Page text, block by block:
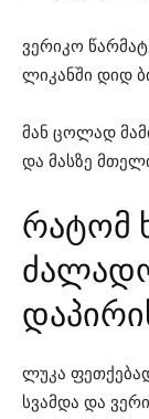
ვერიკო
ლიკანში დიდ
მან ცოლად
და მასზე
რატომ
ლუკა
სვამდა და